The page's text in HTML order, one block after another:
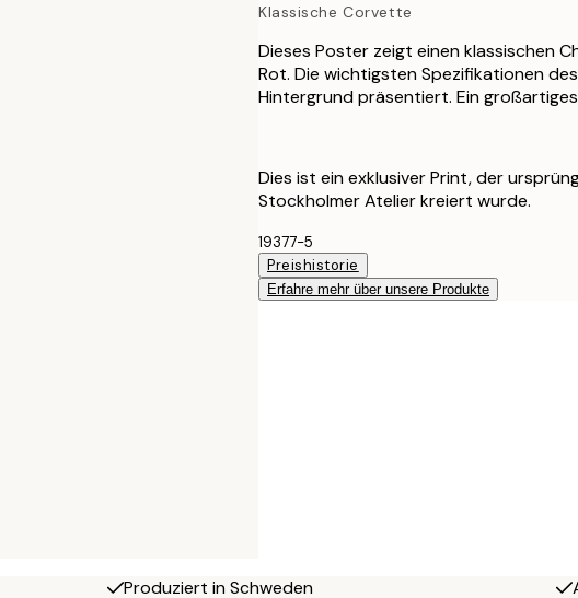
Klassische Corvette
Dieses Poster zeigt einen klassischen
Rot. Die wichtigsten Spezifikationen
Hintergrund präsentiert. Ein
Dies ist ein exklusiver Print, der
Stockholmer Atelier kreiert wurde.
19377-5
Preishistorie
Erfahre mehr über unsere Produkte
Produziert in Schweden